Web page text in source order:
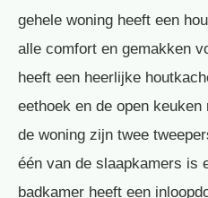
gehele woning heeft een
alle comfort en gemakken
heeft een heerlijke
eethoek en de open
de woning zijn twee
één van de slaapkamers is
badkamer heeft een